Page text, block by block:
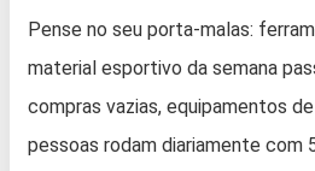
Pense no seu porta-malas:
material esportivo da semana
compras vazias, equipamentos
pessoas rodam diariamente com